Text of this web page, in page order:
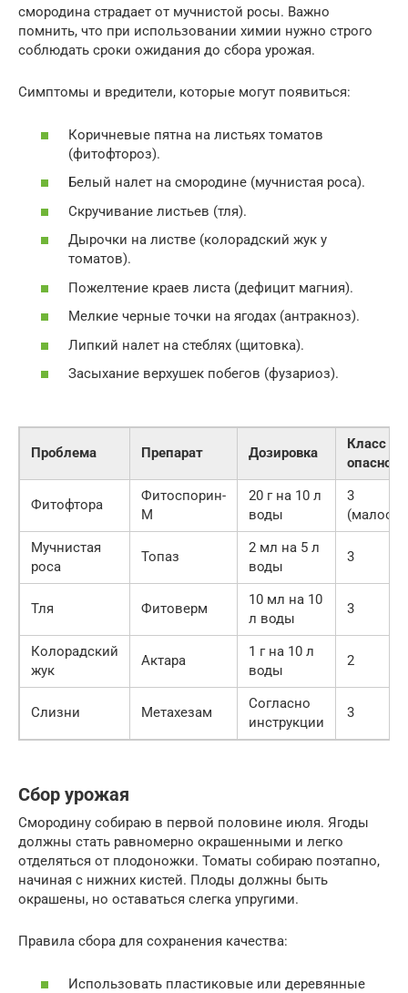
смородина страдает от мучнистой росы. Важно
помнить, что при использовании химии нужно строго
соблюдать сроки ожидания до сбора урожая.
Симптомы и вредители, которые могут появиться:
Коричневые пятна на листьях томатов
(фитофтороз).
Белый налет на смородине (мучнистая роса).
Скручивание листьев (тля).
Дырочки на листве (колорадский жук у
томатов).
Пожелтение краев листа (дефицит магния).
Мелкие черные точки на ягодах (антракноз).
Липкий налет на стеблях (щитовка).
Засыхание верхушек побегов (фузариоз).
Проблема Препарат Дозировка
Класс
Фитофтора
Фитоспорин-
М
20 г на 10 л
воды
3
Мучнистая
роса
Топаз
2 мл на 5 л
воды
3
Тля Фитоверм
10 мл на 10
л воды
3
Колорадский
жук
Актара
1 г на 10 л
воды
2
Слизни Метахезам
Согласно
инструкции
3
Сбор урожая
Смородину собираю в первой половине июля. Ягоды
должны стать равномерно окрашенными и легко
отделяться от плодоножки. Томаты собираю поэтапно,
начиная с нижних кистей. Плоды должны быть
окрашены, но оставаться слегка упругими.
Правила сбора для сохранения качества:
Использовать пластиковые или деревянные